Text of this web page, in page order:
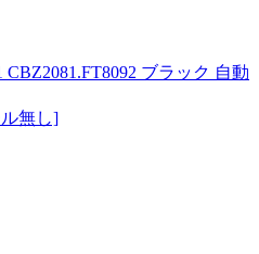
ブラック 自動
無し]